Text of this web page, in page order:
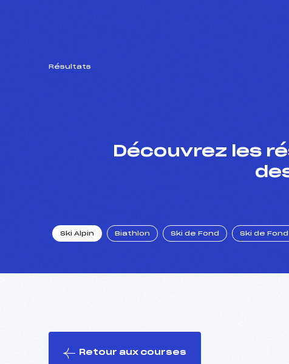
Résultats
Découvrez les
Ski Alpin Biathlon Ski de Fond Ski de
Retour aux courses